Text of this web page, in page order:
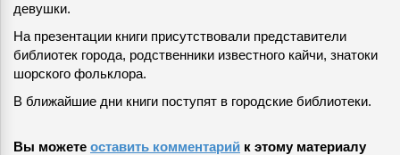
девушки.
На презентации книги присутствовали представители
библиотек города, родственники известного кайчи, знатоки
шорского фольклора.
В ближайшие дни книги поступят в городские библиотеки.
Вы можете оставить комментарий к этому материалу